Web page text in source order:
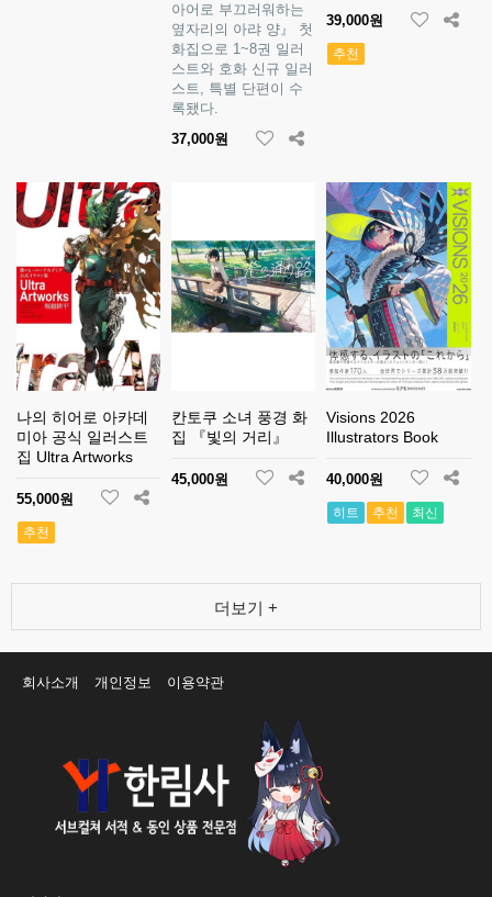
아어로 부끄러워하는
옆자리의 아랴 양』 첫
화집으로 1~8권 일러
스트와 호화 신규 일러
스트, 특별 단편이 수
록됐다.
37,000원
39,000원
추천
나의 히어로 아카데
미아 공식 일러스트
집 Ultra Artworks
55,000원
추천
칸토쿠 소녀 풍경 화
집 『빛의 거리』
45,000원
Visions 2026
Illustrators Book
40,000원
히트 추천 최신
더보기 +
회사소개 개인정보 이용약관